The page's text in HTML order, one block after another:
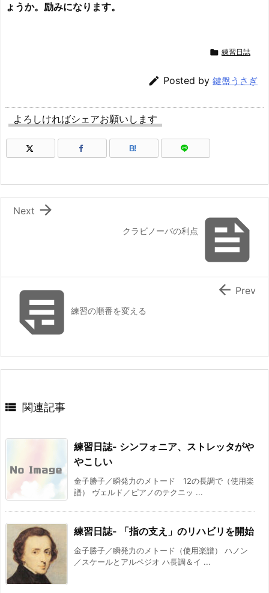
ょうか。励みになります。
 練習日誌
 Posted by 鍵盤うさぎ
よろしければシェアお願いします
B!

クラビノーバの利点

Next
練習の順番を変える
 Prev
 関連記事
練習日誌- シンフォニア、ストレッタがや
やこしい
金子勝子／瞬発力のメトード 12の長調で（使用楽
譜） ヴェルド／ピアノのテクニッ ...
練習日誌- 「指の支え」のリハビリを開始
金子勝子／瞬発力のメトード（使用楽譜） ハノン
／スケールとアルペジオ ハ長調＆イ ...